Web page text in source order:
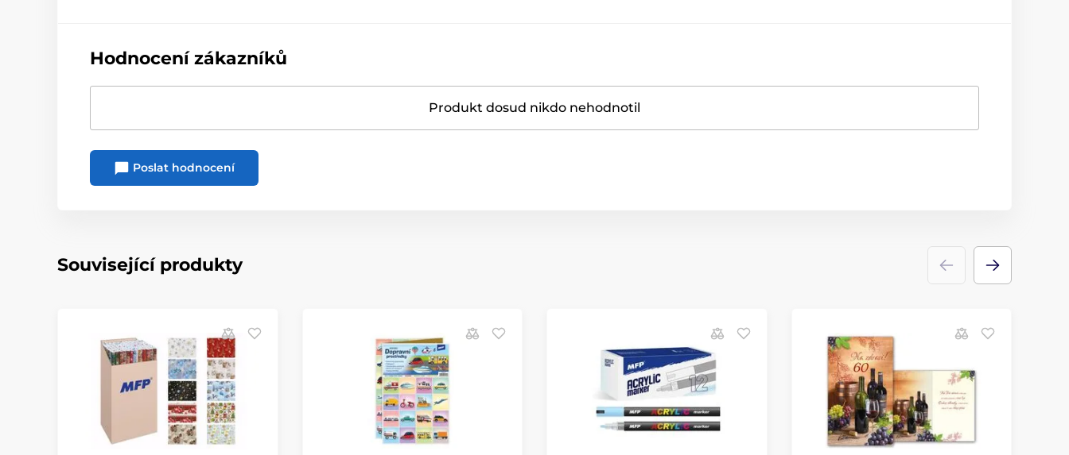
Hodnocení zákazníků
Produkt dosud nikdo nehodnotil
Poslat hodnocení
Související produkty